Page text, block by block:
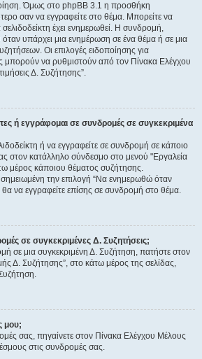
Όμως στο phpBB 3.1 η προσθήκη
σαν να εγγραφείτε στο θέμα. Μπορείτε να
σελιδοδείκτη έχει ενημερωθεί. Η συνδρομή,
υπάρχει μια ενημέρωση σε ένα θέμα ή σε μια
Οι επιλογές ειδοποίησης για
μπορούν να ρυθμιστούν από τον Πίνακα Ελέγχου
Δ. Συζήτησης”.
ή εγγράφομαι σε συνδρομές σε συγκεκριμένα
ή να εγγραφείτε σε συνδρομή σε κάποιο
στον κατάλληλο σύνδεσμο στο μενού "Εργαλεία
μέρος κάποιου θέματος συζήτησης.
την επιλογή “Να ενημερωθώ όταν
να εγγραφείτε επίσης σε συνδρομή στο θέμα.
σε συγκεκριμένες Δ. Συζητήσεις;
σε μια συγκεκριμένη Δ. Συζήτηση, πατήστε στον
Δ. Συζήτησης”, στο κάτω μέρος της σελίδας,
μου;
σας, πηγαίνετε στον Πίνακα Ελέγχου Μέλους
στις συνδρομές σας.